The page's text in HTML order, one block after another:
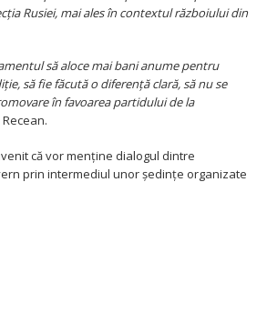
Rusiei, mai ales în contextul războiului din
să aloce mai bani anume pentru
să fie făcută o diferență clară, să nu se
în favoarea partidului de la
că vor menține dialogul dintre
prin intermediul unor ședințe organizate